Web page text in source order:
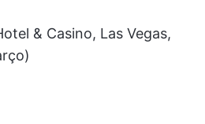
& Casino, Las Vegas,